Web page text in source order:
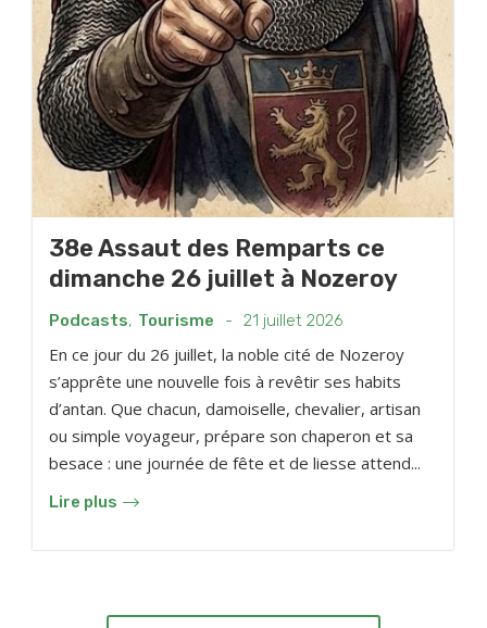
38e Assaut des Remparts ce
dimanche 26 juillet à Nozeroy
Podcasts, Tourisme - 21 juillet 2026
En ce jour du 26 juillet, la noble cité de Nozeroy
s’apprête une nouvelle fois à revêtir ses habits
d’antan. Que chacun, damoiselle, chevalier, artisan
ou simple voyageur, prépare son chaperon et sa
besace : une journée de fête et de liesse attend...
Lire plus